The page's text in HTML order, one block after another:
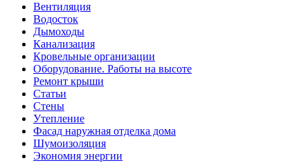
Вентиляция
Водосток
Дымоходы
Канализация
Кровельные организации
Оборудование. Работы на высоте
Ремонт крыши
Статьи
Стены
Утепление
Фасад наружная отделка дома
Шумоизоляция
Экономия энергии